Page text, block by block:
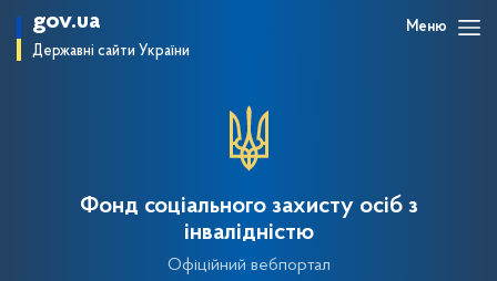
gov.ua
Державні сайти України
Меню
Фонд соціального захисту осіб з
інвалідністю
Офіційний вебпортал